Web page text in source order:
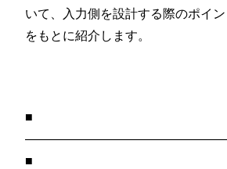
いて、入力側を設計する際のポイ
をもとに紹介します。
■
■